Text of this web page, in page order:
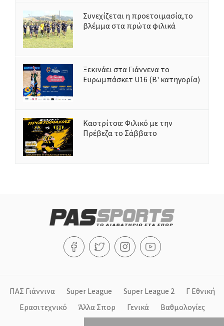
Συνεχίζεται η προετοιμασία,το
βλέμμα στα πρώτα φιλικά
Ξεκινάει στα Γιάννενα το
Ευρωμπάσκετ U16 (Β' κατηγορία)
Καστρίτσα: Φιλικό με την
Πρέβεζα το Σάββατο
ΠΑΣ Γιάννινα Super League Super League 2
Γ Εθνική
Ερασιτεχνικό
Άλλα Σπορ Γενικά
Βαθμολογίες